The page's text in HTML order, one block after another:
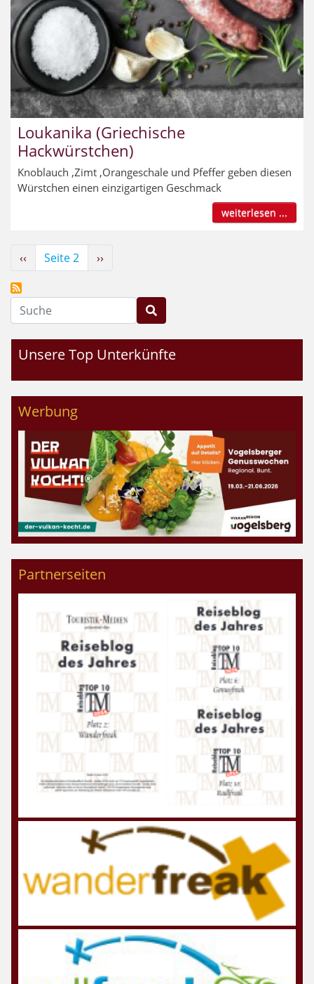
Loukanika (Griechische
Hackwürstchen)
Knoblauch ,Zimt ,Orangeschale und Pfeffer geben diesen
Würstchen einen einzigartigen Geschmack
weiterlesen ...
Seitennummerierung
Vorherige
Seite
‹‹ Seite 2
Nächste
››
Suche
Unsere Top Unterkünfte
Werbung
Partnerseiten